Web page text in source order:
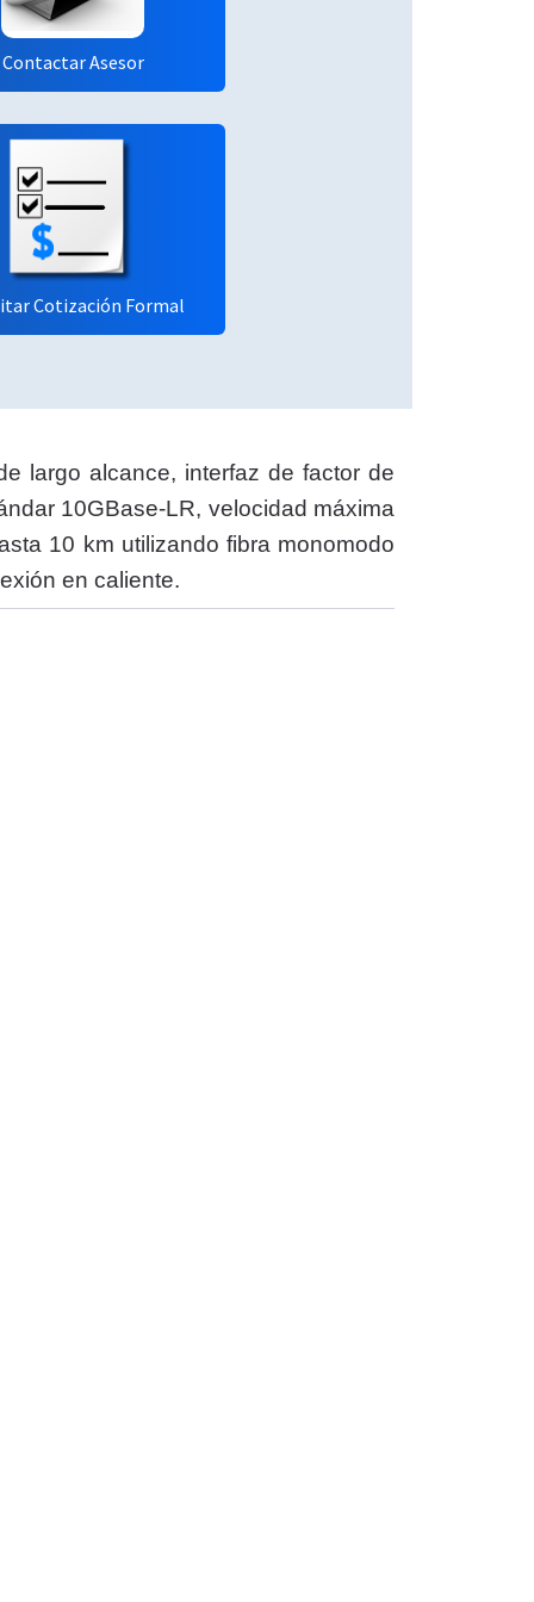
Contactar Asesor
Cotización Formal
largo alcance, interfaz de factor de
10GBase-LR, velocidad máxima
10 km utilizando fibra monomodo
en caliente.